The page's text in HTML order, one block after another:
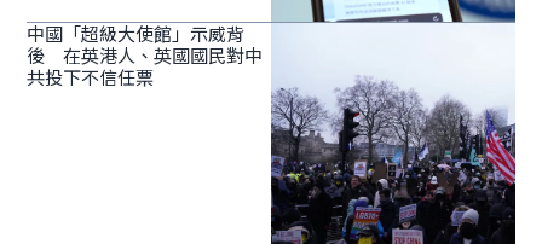
中國「超級大使館」示威背
後 在英港人、英國國民對中
共投下不信任票